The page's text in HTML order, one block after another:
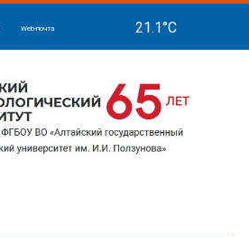
Web-почта